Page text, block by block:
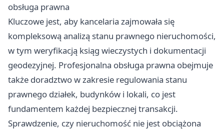
obsługa prawna
Kluczowe jest, aby kancelaria zajmowała się
kompleksową analizą stanu prawnego nieruchomości,
w tym weryfikacją ksiąg wieczystych i dokumentacji
geodezyjnej. Profesjonalna obsługa prawna obejmuje
także doradztwo w zakresie regulowania stanu
prawnego działek, budynków i lokali, co jest
fundamentem każdej bezpiecznej transakcji.
Sprawdzenie, czy nieruchomość nie jest obciążona